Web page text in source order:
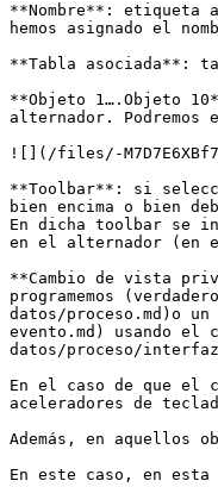
**Nombre**: etiqueta
hemos asignado el
**Tabla asociada**:
**Objeto 1….Objeto
alternador.
![](/files/-
**Toolbar**: si
bien encima o bien
En dicha toolbar se
en el alternador (en
**Cambio de vista
programemos
datos/proceso.md)o
evento.md) usando
datos/proceso/
En el caso de que el
aceleradores de
Además, en aquellos
En este caso, en